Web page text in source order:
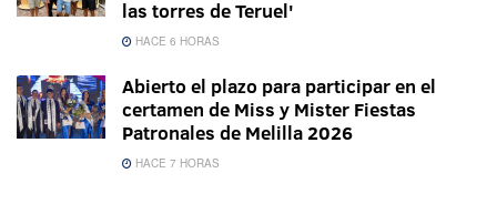
las torres de Teruel'
HACE 6 HORAS
Abierto el plazo para participar en el
certamen de Miss y Mister Fiestas
Patronales de Melilla 2026
HACE 7 HORAS